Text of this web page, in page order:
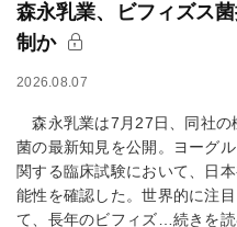
森永乳業、ビフィズス
制か
2026.08.07
森永乳業は7月27日、同社の
菌の最新知見を公開。ヨーグ
関する臨床試験において、日
能性を確認した。世界的に注
て、長年のビフィズ…続きを